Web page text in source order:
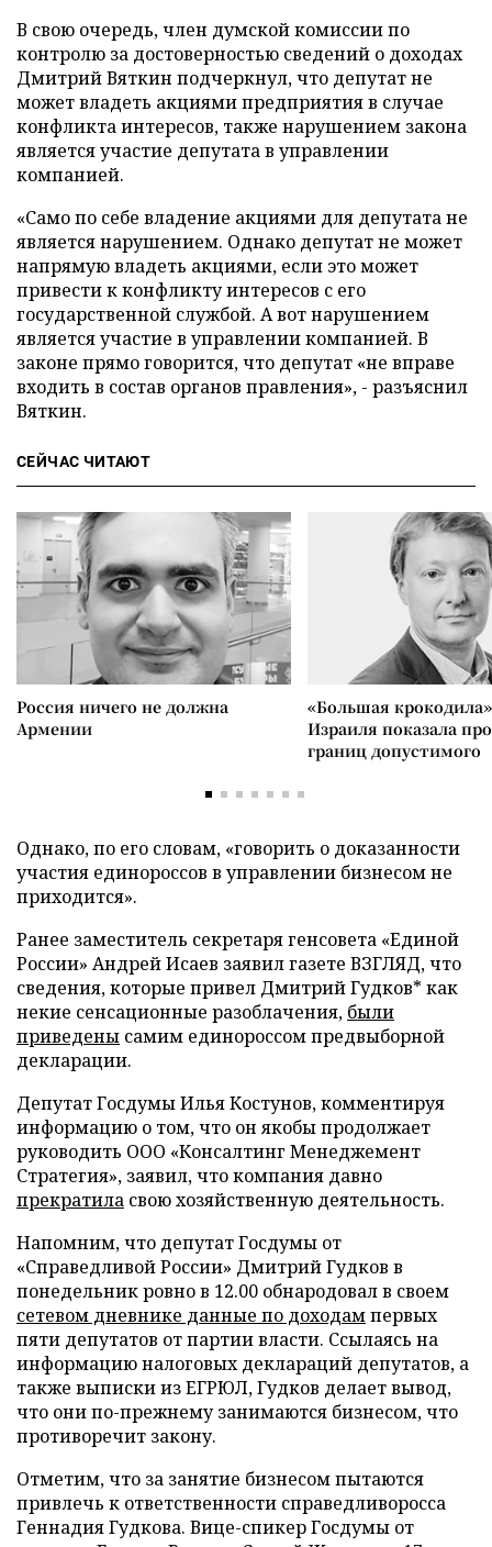
В свою очередь, член думской комиссии по
контролю за достоверностью сведений о доходах
Дмитрий Вяткин подчеркнул, что депутат не
может владеть акциями предприятия в случае
конфликта интересов, также нарушением закона
является участие депутата в управлении
компанией.
«Само по себе владение акциями для депутата не
является нарушением. Однако депутат не может
напрямую владеть акциями, если это может
привести к конфликту интересов с его
государственной службой. А вот нарушением
является участие в управлении компанией. В
законе прямо говорится, что депутат «не вправе
входить в состав органов правления», - разъяснил
Вяткин.
СЕЙЧАС ЧИТАЮТ
Россия ничего не должна
Армении
«Большая
Израиля показала
границ допустимого
Однако, по его словам, «говорить о доказанности
участия единороссов в управлении бизнесом не
приходится».
Ранее заместитель секретаря генсовета «Единой
России» Андрей Исаев заявил газете ВЗГЛЯД, что
сведения, которые привел Дмитрий Гудков* как
некие сенсационные разоблачения, были
приведены самим единороссом предвыборной
декларации.
Депутат Госдумы Илья Костунов, комментируя
информацию о том, что он якобы продолжает
руководить ООО «Консалтинг Менеджемент
Стратегия», заявил, что компания давно
прекратила свою хозяйственную деятельность.
Напомним, что депутат Госдумы от
«Справедливой России» Дмитрий Гудков в
понедельник ровно в 12.00 обнародовал в своем
сетевом дневнике данные по доходампервых
пяти депутатов от партии власти. Ссылаясь на
информацию налоговых деклараций депутатов, а
также выписки из ЕГРЮЛ, Гудков делает вывод,
что они по-прежнему занимаются бизнесом, что
противоречит закону.
Отметим, что за занятие бизнесом пытаются
привлечь к ответственности справедливоросса
Геннадия Гудкова. Вице-спикер Госдумы от